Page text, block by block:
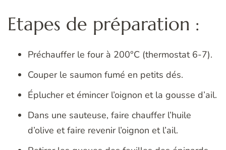
Etapes de préparation :
Préchauffer le four à 200°C (thermostat 6-7).
Couper le saumon fumé en petits dés.
Éplucher et émincer l’oignon et la gousse d’ail.
Dans une sauteuse, faire chauffer l’huile
d’olive et faire revenir l’oignon et l’ail.